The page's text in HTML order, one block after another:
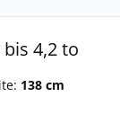
4,2 to
138 cm